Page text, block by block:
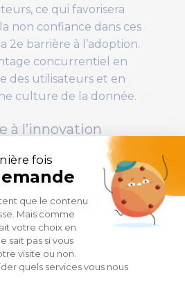
ce qui favorisera
non confiance dans ces
2e barrière à l’adoption.
concurrentiel en
des utilisateurs et en
culture de la donnée.
à l’innovation
rapidement et vous
fonctionnalités les plus
une longueur d’avance sur
aux changements.
organisations hésitent à
plus récentes et les plus
craignent que les
des erreurs. Les